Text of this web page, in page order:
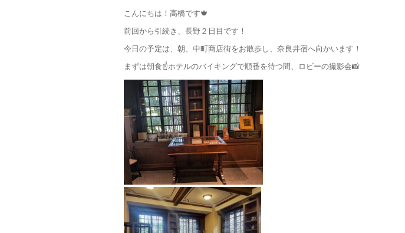
こんにちは！高橋です🍁
前回から引続き、長野２日目です！
今日の予定は、朝、中町商店街をお散歩し、奈良井宿へ向かいます！
まずは朝食☝️ホテルのバイキングで順番を待つ間、ロビーの撮影会📸